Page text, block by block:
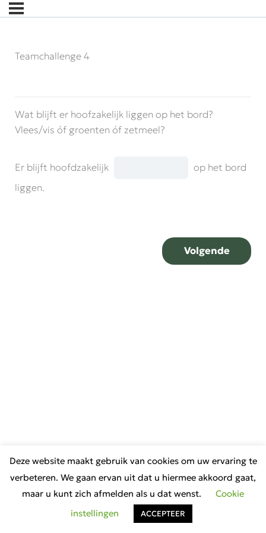
Teamchallenge 4
Wat blijft er hoofzakelijk liggen op het bord?
Vlees/vis óf groenten óf zetmeel?
Er blijft hoofdzakelijk
op het bord
liggen.
Deze website maakt gebruik van cookies om uw ervaring te
verbeteren. We gaan ervan uit dat u hiermee akkoord gaat,
maar u kunt zich afmelden als u dat wenst.
Cookie
instellingen
ACCEPTEER